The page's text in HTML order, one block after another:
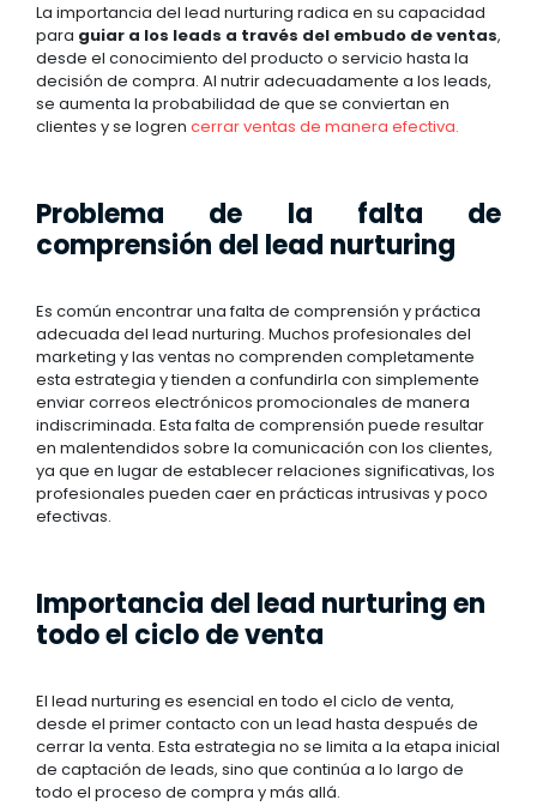
La importancia del lead nurturing radica en su capacidad
para guiar a los leads a través del embudo de ventas,
desde el conocimiento del producto o servicio hasta la
decisión de compra. Al nutrir adecuadamente a los leads,
se aumenta la probabilidad de que se conviertan en
clientes y se logren cerrar ventas de manera efectiva.
Problema de la falta de
comprensión del lead nurturing
Es común encontrar una falta de comprensión y práctica
adecuada del lead nurturing. Muchos profesionales del
marketing y las ventas no comprenden completamente
esta estrategia y tienden a confundirla con simplemente
enviar correos electrónicos promocionales de manera
indiscriminada. Esta falta de comprensión puede resultar
en malentendidos sobre la comunicación con los clientes,
ya que en lugar de establecer relaciones significativas, los
profesionales pueden caer en prácticas intrusivas y poco
efectivas.
Importancia del lead nurturing en
todo el ciclo de venta
El lead nurturing es esencial en todo el ciclo de venta,
desde el primer contacto con un lead hasta después de
cerrar la venta. Esta estrategia no se limita a la etapa inicial
de captación de leads, sino que continúa a lo largo de
todo el proceso de compra y más allá.